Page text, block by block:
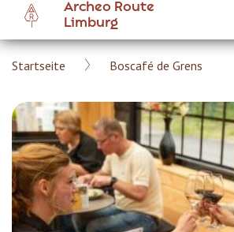
main
content
Archeo Route
Limburg
Breadcrumb
Startseite Boscafé de Grens